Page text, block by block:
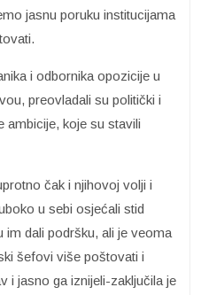
jasnu poruku institucijama
i odbornika opozicije u
preovladali su politički i
ambicije, koje su stavili
čak i njihovoj volji i
u sebi osjećali stid
im dali podršku, ali je veoma
šefovi više poštovati i
i jasno ga iznijeli-zaključila je